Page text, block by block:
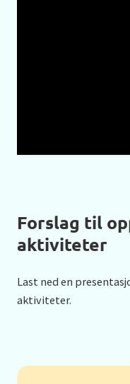
Forslag til
aktiviteter
Last ned en
aktiviteter.